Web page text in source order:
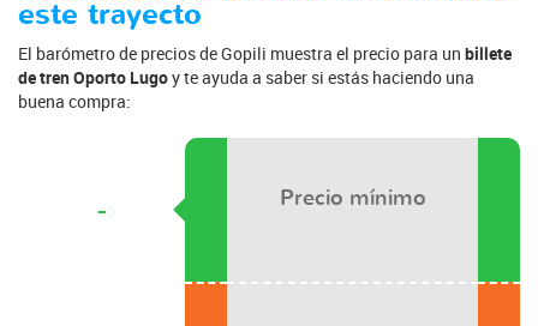
este trayecto
El barómetro de precios de Gopili muestra el precio para un billete
de tren Oporto Lugoy te ayuda a saber si estás haciendo una
buena compra:
- Precio mínimo